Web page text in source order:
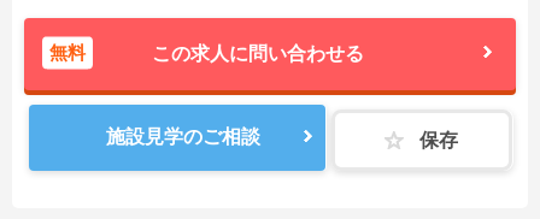
無料 この求人に問い合わせる
施設見学のご相談 保存